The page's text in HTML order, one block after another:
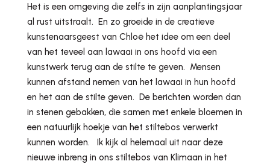
Het is een omgeving die zelfs in zijn aanplantingsjaar
al rust uitstraalt. En zo groeide in de creatieve
kunstenaarsgeest van Chloë het idee om een deel
van het teveel aan lawaai in ons hoofd via een
kunstwerk terug aan de stilte te geven. Mensen
kunnen afstand nemen van het lawaai in hun hoofd
en het aan de stilte geven. De berichten worden dan
in stenen gebakken, die samen met enkele bloemen in
een natuurlijk hoekje van het stiltebos verwerkt
kunnen worden. Ik kijk al helemaal uit naar deze
nieuwe inbreng in ons stiltebos van Klimaan in het